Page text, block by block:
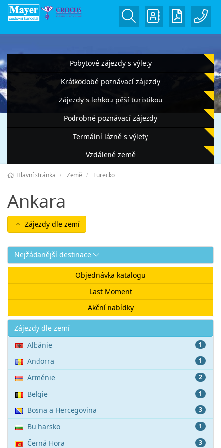
Pobytové zájezdy s výlety
Krátkodobé poznávací zájezdy
Zájezdy s lehkou pěší turistikou
Podrobné poznávací zájezdy
Termální lázně s výlety
Vzdálené země
Hlavní stránka Země Turecko
Ankara
Zájezdy dle zemí
Nejžádanější destinace
Objednávka katalogu
Last Moment
Akční nabídky
Akce
Zájezdy dle zemí
1
Albánie
1
Andorra
2
Arménie
1
Belgie
3
Bosna a Hercegovina
1
Bulharsko
3
Černá Hora